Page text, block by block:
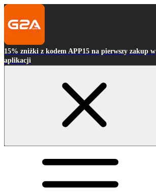
15% zniżki z kodem APP15 na pierwszy zakup w
aplikacji